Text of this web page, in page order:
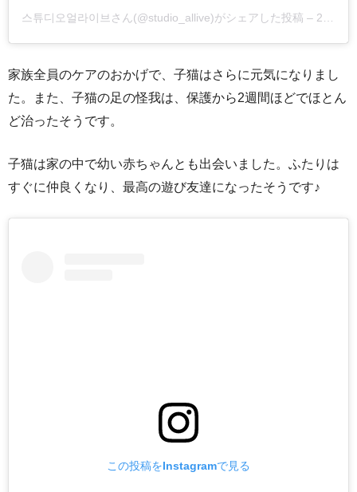
스튜디오얼라이브さん(@studio_allive)がシェアした投稿 – 2017年 6月月20日午後6時26分PDT
家族全員のケアのおかげで、子猫はさらに元気になりまし
た。また、子猫の足の怪我は、保護から2週間ほどでほとん
ど治ったそうです。
子猫は家の中で幼い赤ちゃんとも出会いました。ふたりは
すぐに仲良くなり、最高の遊び友達になったそうです♪
この投稿をInstagramで見る